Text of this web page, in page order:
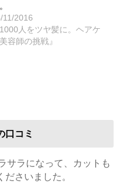
11/2016
1000人をツヤ髪に。ヘアケ
容師の挑戦』
口コミ
サラになって、カットも
さいました。